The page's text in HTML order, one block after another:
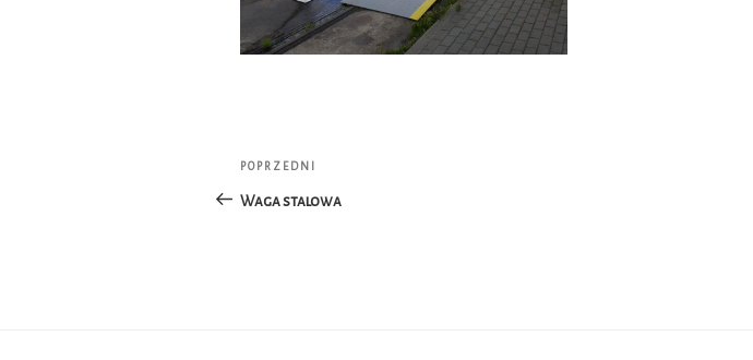
Nawigacja
wpisu
Poprzedni
wpis
POPRZEDNI
Waga stalowa